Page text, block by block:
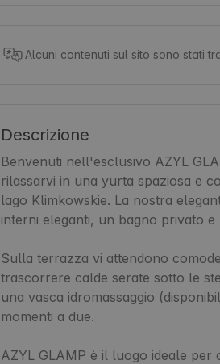
Alcuni contenuti sul sito sono stati
Descrizione
Benvenuti nell'esclusivo AZYL
rilassarvi in una yurta spaziosa e
lago Klimkowskie. La nostra
interni eleganti, un bagno privato
Sulla terrazza vi attendono
trascorrere calde serate sotto le
una vasca idromassaggio
momenti a due.
AZYL GLAMP è il luogo ideale per